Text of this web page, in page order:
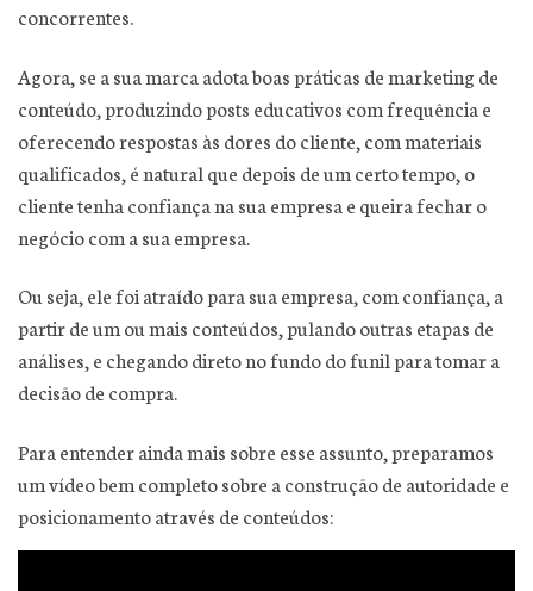
concorrentes.
Agora, se a sua marca adota boas práticas de marketing de
conteúdo, produzindo posts educativos com frequência e
oferecendo respostas às dores do cliente, com materiais
qualificados, é natural que depois de um certo tempo, o
cliente tenha confiança na sua empresa e queira fechar o
negócio com a sua empresa.
Ou seja, ele foi atraído para sua empresa, com confiança, a
partir de um ou mais conteúdos, pulando outras etapas de
análises, e chegando direto no fundo do funil para tomar a
decisão de compra.
Para entender ainda mais sobre esse assunto, preparamos
um vídeo bem completo sobre a construção de autoridade e
posicionamento através de conteúdos: